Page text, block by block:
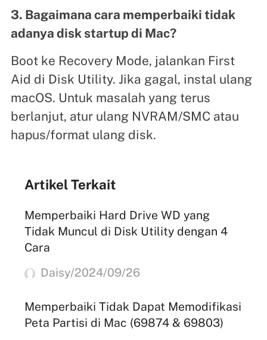
3. Bagaimana cara memperbaiki tidak
adanya disk startup di Mac?
Boot ke Recovery Mode, jalankan First
Aid di Disk Utility. Jika gagal, instal ulang
macOS. Untuk masalah yang terus
berlanjut, atur ulang NVRAM/SMC atau
hapus/format ulang disk.
Artikel Terkait
Memperbaiki Hard Drive WD yang
Tidak Muncul di Disk Utility dengan 4
Cara
Daisy/2024/09/26
Memperbaiki Tidak Dapat Memodifikasi
Peta Partisi di Mac (69874 & 69803)